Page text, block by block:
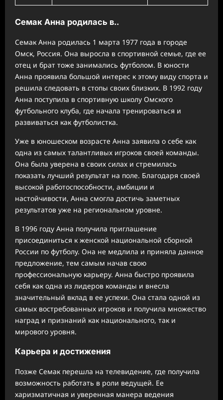
Семак Анна родилась в..
Семак Анна родилась 1 марта 1977 года в городе
Омск, Россия. Она выросла в спортивной семье, где ее
отец и брат тоже занимались футболом. В юности
Анна проявила большой интерес к этому виду спорта и
решила следовать в стопы своих близких. В 1992 году
Анна поступила в спортивную школу Омского
футбольного клуба, где начала тренироваться и
развиваться как футболистка.
Уже в юношеском возрасте Анна заявила о себе как
одна из самых талантливых игроков своей команды.
Она была уверена в своих силах и стремилась
показать лучший результат на поле. Благодаря своей
высокой работоспособности, амбиции и
настойчивости, Анна смогла достичь заметных
результатов уже на региональном уровне.
В 1996 году Анна получила приглашение
присоединиться к женской национальной сборной
России по футболу. Она не медлила и приняла данное
предложение, тем самым начав свою
профессиональную карьеру. Анна быстро проявила
себя как одна из лидеров команды и внесла
значительный вклад в ее успехи. Она стала одной из
самых востребованных игроков и получила множество
наград и признаний как национального, так и
мирового уровня.
Карьера и достижения
Позже Семак перешла на телевидение, где получила
возможность работать в роли ведущей. Ее
харизматичная и уверенная манера ведения